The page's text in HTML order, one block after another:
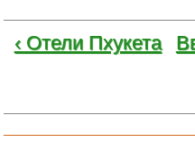
‹ Отели Пхукета